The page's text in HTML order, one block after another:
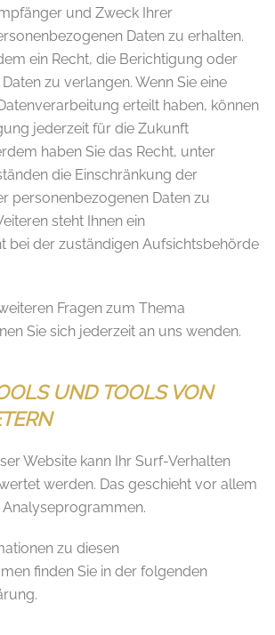
und Zweck Ihrer
Daten zu erhalten.
ein Recht, die Berichtigung oder
zu verlangen. Wenn Sie eine
erteilt haben, können
jederzeit für die Zukunft
haben Sie das Recht, unter
die Einschränkung der
personenbezogenen Daten zu
steht Ihnen ein
bei der zuständigen Aufsichtsbehörde
Fragen zum Thema
Sie sich jederzeit an uns wenden.
UND TOOLS VON
Website kann Ihr Surf-Verhalten
werden. Das geschieht vor allem
zu diesen
finden Sie in der folgenden